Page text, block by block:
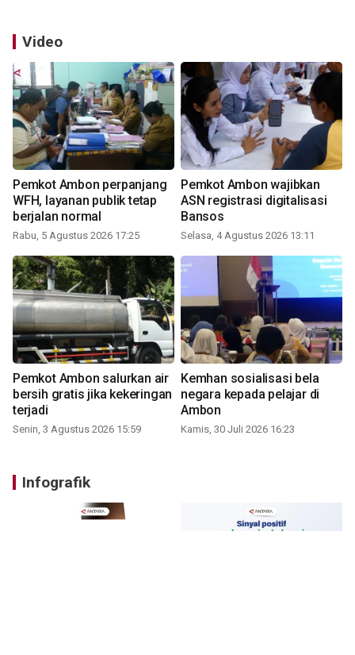
Video
Pemkot Ambon perpanjang
WFH, layanan publik tetap
berjalan normal
Rabu, 5 Agustus 2026 17:25
Pemkot Ambon wajibkan
ASN registrasi digitalisasi
Bansos
Selasa, 4 Agustus 2026 13:11
Pemkot Ambon salurkan air
bersih gratis jika kekeringan
terjadi
Senin, 3 Agustus 2026 15:59
Kemhan sosialisasi bela
negara kepada pelajar di
Ambon
Kamis, 30 Juli 2026 16:23
Infografik